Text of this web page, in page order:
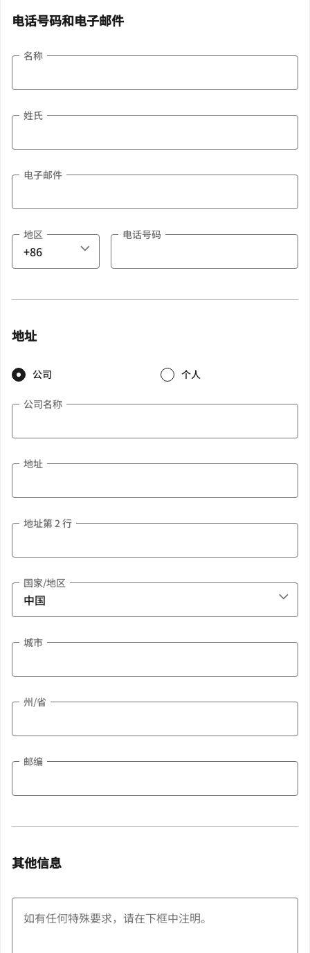
电话号码和电子邮件
名称
姓氏
电子邮件
地区 电话号码
地址
公司 个人
公司名称
地址
地址第 2 行
国家/地区
城市
州/省
邮编
其他信息